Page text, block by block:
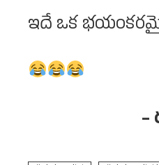
ఇదే ఒక